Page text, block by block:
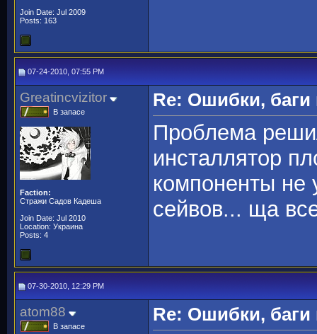
Join Date: Jul 2009
Posts: 163
07-24-2010, 07:55 PM
Greatincvizitor
В запасе
Faction:
Стражи Садов Кадеша
Join Date: Jul 2010
Location: Украина
Posts: 4
Re: Ошибки, баги
Проблема
инсталлятор
компоненты не
сейвов... ща
07-30-2010, 12:29 PM
atom88
В запасе
Re: Ошибки, баги